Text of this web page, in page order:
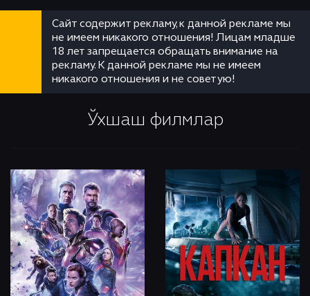
Сайт содержит рекламу, к данной рекламе мы
не имеем никакого отношения! Лицам младше
18 лет запрещается обращать внимание на
рекламу. К данной рекламе мы не имеем
никакого отношения и не советую!
Ўхшаш филмлар